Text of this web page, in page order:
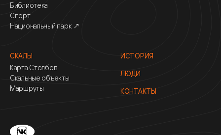
Библиотека
Спорт
Национальный парк ↗
СКАЛЫ
Карта Столбов
Скальные объекты
Маршруты
ИСТОРИЯ
ЛЮДИ
КОНТАКТЫ